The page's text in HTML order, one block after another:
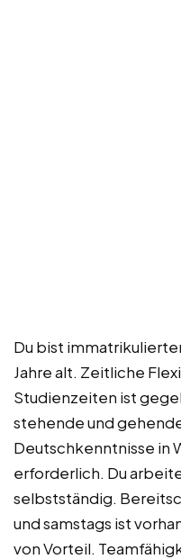
Du bist
Jahre alt. Zeitliche
Studienzeiten ist
stehende und
Deutschkenntnisse in
erforderlich. Du
selbstständig.
und samstags ist
von Vorteil.